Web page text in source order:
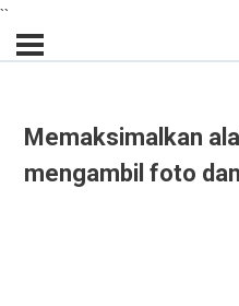
``
Memaksimalkan
mengambil foto